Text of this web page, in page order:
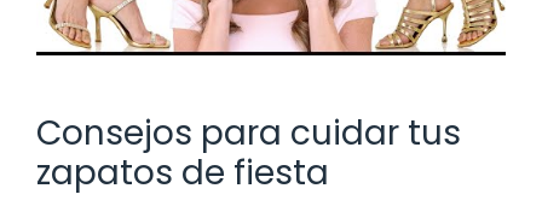
Consejos para cuidar tus
zapatos de fiesta